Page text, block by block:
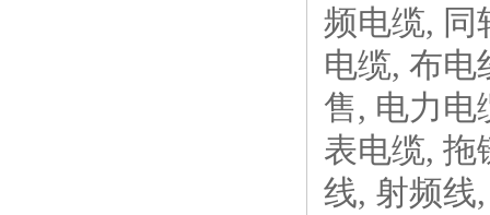
频电缆, 同
电缆, 布电
售, 电力电
表电缆, 拖
线, 射频线